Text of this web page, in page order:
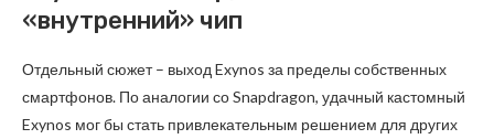
«внутренний» чип
Отдельный сюжет – выход Exynos за пределы собственных
смартфонов. По аналогии со Snapdragon, удачный кастомный
Exynos мог бы стать привлекательным решением для других